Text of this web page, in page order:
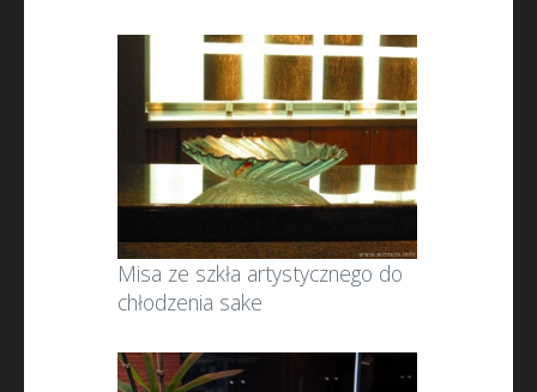
Misa ze szkła artystycznego do
chłodzenia sake